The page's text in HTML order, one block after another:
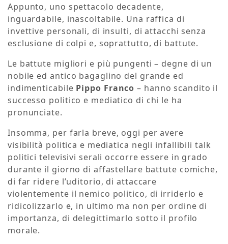
Appunto, uno spettacolo decadente,
inguardabile, inascoltabile. Una raffica di
invettive personali, di insulti, di attacchi senza
esclusione di colpi e, soprattutto, di battute.
Le battute migliori e più pungenti – degne di un
nobile ed antico bagaglino del grande ed
indimenticabile Pippo Franco – hanno scandito il
successo politico e mediatico di chi le ha
pronunciate.
Insomma, per farla breve, oggi per avere
visibilità politica e mediatica negli infallibili talk
politici televisivi serali occorre essere in grado
durante il giorno di affastellare battute comiche,
di far ridere l’uditorio, di attaccare
violentemente il nemico politico, di irriderlo e
ridicolizzarlo e, in ultimo ma non per ordine di
importanza, di delegittimarlo sotto il profilo
morale.